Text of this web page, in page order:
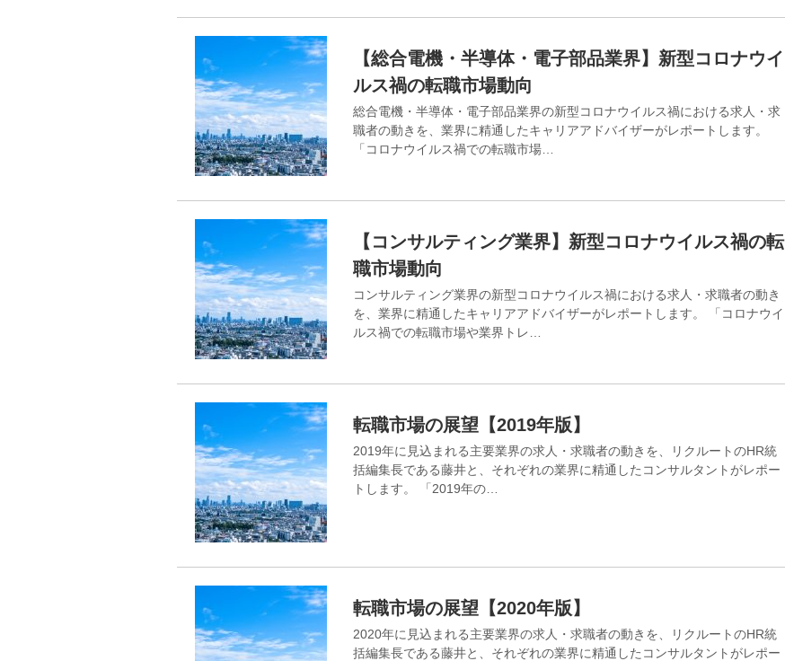
【総合電機・半導体・電子部品業界】新型コロナウイ
ルス禍の転職市場動向
総合電機・半導体・電子部品業界の新型コロナウイルス禍における求⼈・求
職者の動きを、業界に精通したキャリアアドバイザーがレポートします。
「コロナウイルス禍での転職市場…
【コンサルティング業界】新型コロナウイルス禍の転
職市場動向
コンサルティング業界の新型コロナウイルス禍における求⼈・求職者の動き
を、業界に精通したキャリアアドバイザーがレポートします。 「コロナウイ
ルス禍での転職市場や業界トレ…
転職市場の展望【2019年版】
2019年に見込まれる主要業界の求⼈・求職者の動きを、リクルートのHR統
括編集長である藤井と、それぞれの業界に精通したコンサルタントがレポー
トします。 「2019年の…
転職市場の展望【2020年版】
2020年に見込まれる主要業界の求⼈・求職者の動きを、リクルートのHR統
括編集長である藤井と、それぞれの業界に精通したコンサルタントがレポー